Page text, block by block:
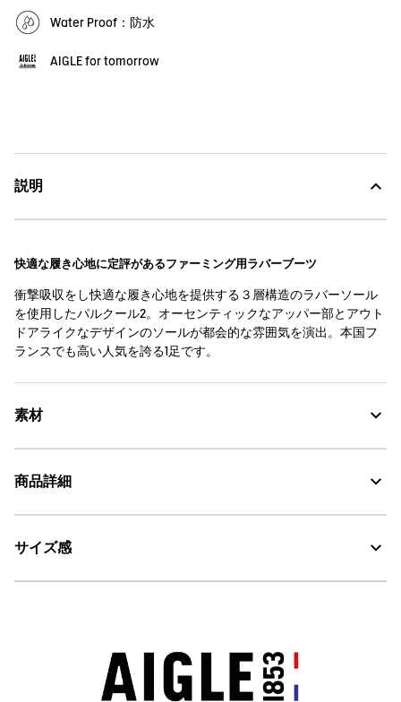
Water Proof：防水
AIGLE for tomorrow
説明
快適な履き心地に定評があるファーミング用ラバーブーツ
衝撃吸収をし快適な履き心地を提供する３層構造のラバーソール
を使用したパルクール2。オーセンティックなアッパー部とアウト
ドアライクなデザインのソールが都会的な雰囲気を演出。本国フ
ランスでも高い人気を誇る1足です。
素材
素材の特徴
MADE IN FRANCE : メイド イン フランス
Water Proof：防水
AIGLE for tomorrow
商品詳細
・色：ブロンズ (008)
サイズ感
レギュラーフィット